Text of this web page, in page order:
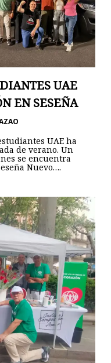
UAE
EN SESEÑA
UAE ha
de verano. Un
se encuentra
Nuevo….